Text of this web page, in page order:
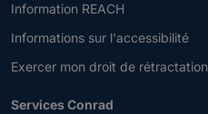
Information REACH
Informations sur l'accessibilité
Exercer mon droit de rétractation
Services Conrad